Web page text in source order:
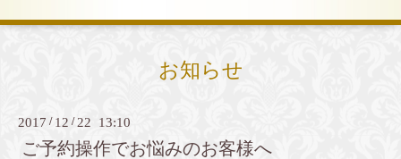
お知らせ
2017 / 12 / 22 13:10
ご予約操作でお悩みのお客様へ